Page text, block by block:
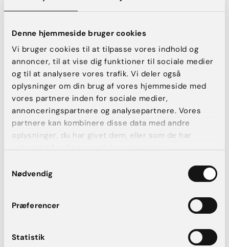
Denne hjemmeside bruger cookies
Vi bruger cookies til at tilpasse vores indhold og
annoncer, til at vise dig funktioner til sociale medier
og til at analysere vores trafik. Vi deler også
oplysninger om din brug af vores hjemmeside med
vores partnere inden for sociale medier,
annonceringspartnere og analysepartnere. Vores
partnere kan kombinere disse data med andre
oplysninger, du har givet dem, eller som de har
indsamlet fra din brug af deres tjenester.
Nødvendig
Præferencer
Statistik
3.000 kr.
Book konsultation
IPL – 3 behandlinger af
karsprængninger i ansigt – stor
Læs mere
eks. ansigt/hals/bryster/hænder
IPL – behandling af